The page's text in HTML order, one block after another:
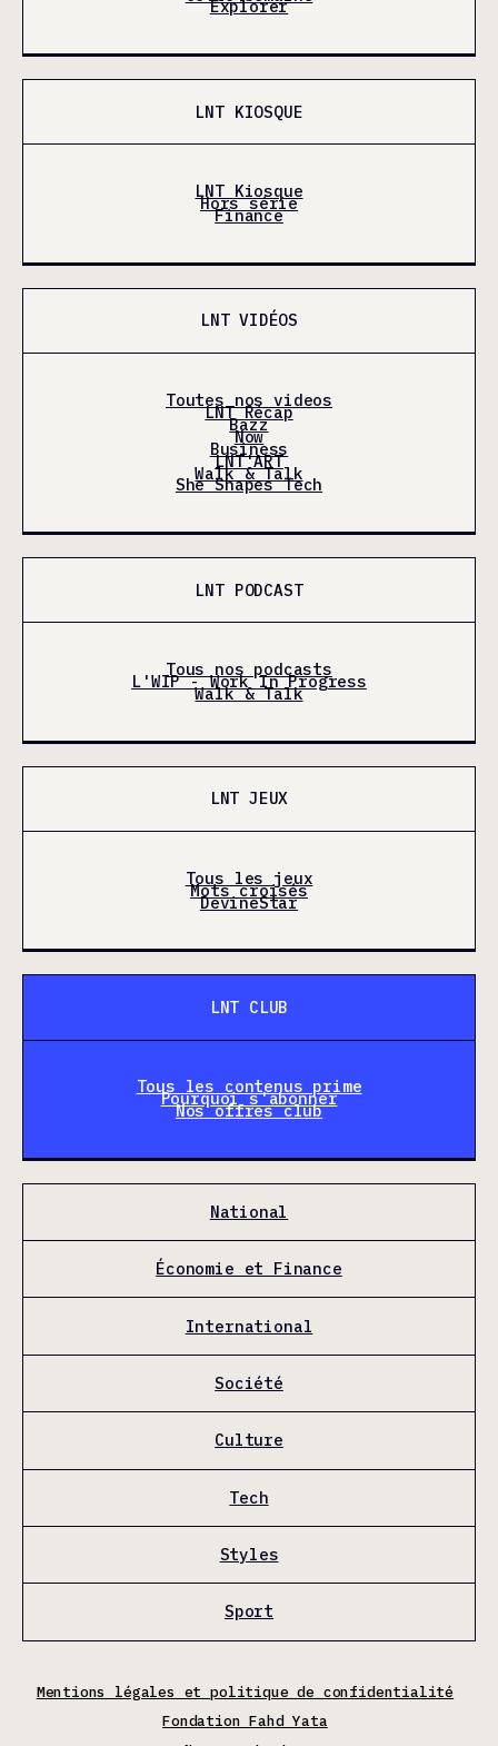
Explorer
LNT KIOSQUE
LNT Kiosque
Hors série
Finance
LNT VIDÉOS
Toutes nos videos
LNT Récap
Bazz
Now
Business
LNT'ART
Walk & Talk
She Shapes Tech
LNT PODCAST
Tous nos podcasts
L'WIP - Work In Progress
Walk & Talk
LNT JEUX
Tous les jeux
Mots croisés
DevineStar
LNT CLUB
Tous les contenus prime
Pourquoi s'abonner
Nos offres club
National
Économie et Finance
International
Société
Culture
Tech
Styles
Sport
Mentions légales et politique de confidentialité
Fondation Fahd Yata